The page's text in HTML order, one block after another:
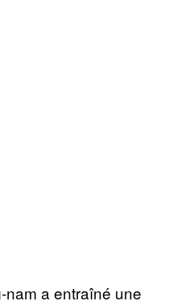
nam a entraîné une